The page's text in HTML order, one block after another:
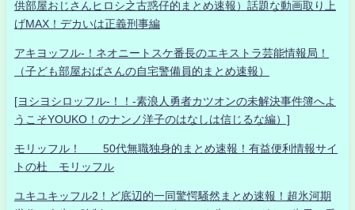
供部屋おじさんヒロシ之古惑仔的まとめ速報）話題な動画取り上
げMAX！デカいは正義刑事編
アキヨッフル-！ネオニートスケ番長のエキストラ芸能情報局！
（子ども部屋おばさんの自宅警備員的まとめ速報）
[ヨシヨシロッフル-！！-素浪人勇者カツオンの未解決事件簿へよ
うこそYOUKO！のナンノ洋子のはなしは信じるな編）]
モリッフル！ 50代無職独身的まとめ速報！有益便利情報サイ
トの杜 モリッフル
ユキユキッフル2！ど底辺的一同驚愕騒然まとめ速報！超氷河期